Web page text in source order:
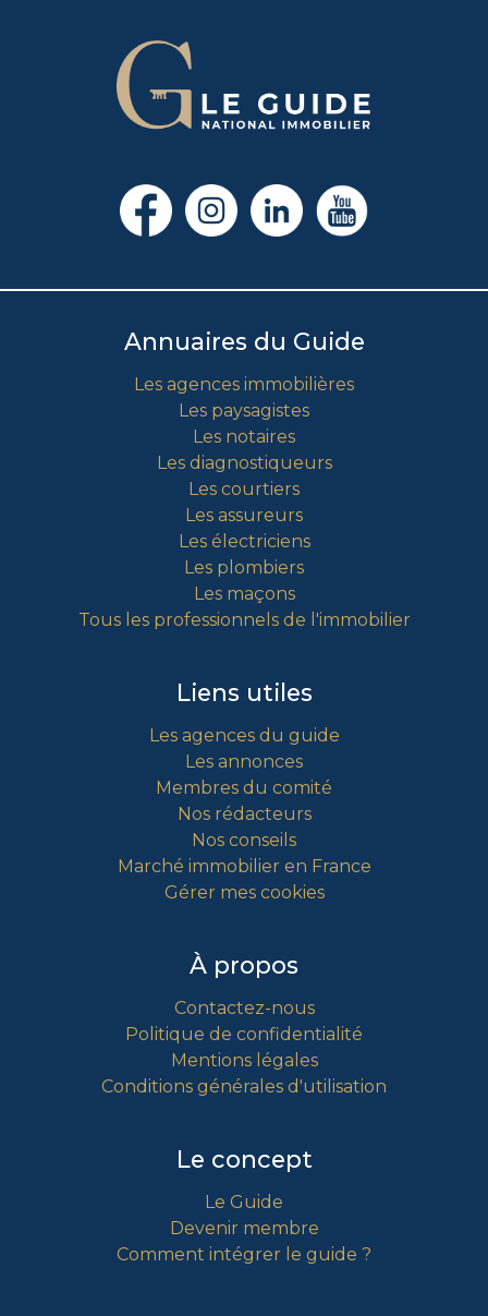
Annuaires du Guide
Les agences immobilières
Les paysagistes
Les notaires
Les diagnostiqueurs
Les courtiers
Les assureurs
Les électriciens
Les plombiers
Les maçons
Tous les professionnels de l'immobilier
Liens utiles
Les agences du guide
Les annonces
Membres du comité
Nos rédacteurs
Nos conseils
Marché immobilier en France
Gérer mes cookies
À propos
Contactez-nous
Politique de confidentialité
Mentions légales
Conditions générales d'utilisation
Le concept
Le Guide
Devenir membre
Comment intégrer le guide ?